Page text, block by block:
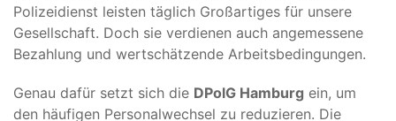
Polizeidienst leisten täglich Großartiges für unsere
Gesellschaft. Doch sie verdienen auch angemessene
Bezahlung und wertschätzende Arbeitsbedingungen.
Genau dafür setzt sich die DPolG Hamburg ein, um
den häufigen Personalwechsel zu reduzieren. Die